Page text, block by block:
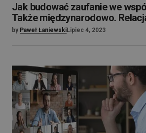
Jak budować zaufanie we
Także międzynarodowo.
by Paweł ŁaniewskiLipiec 4, 2023